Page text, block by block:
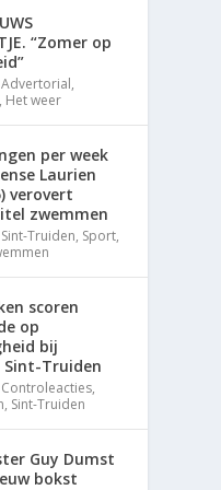
“Zomer op
Advertorial,
, Het weer
per week
Laurien
verovert
zwemmen
Sint-Truiden, Sport,
scoren
op
bij
Truiden
Controleacties,
, Sint-Truiden
Guy Dumst
bokst